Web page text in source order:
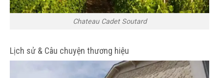
Chateau Cadet Soutard
Lịch sử & Câu chuyện thương hiệu